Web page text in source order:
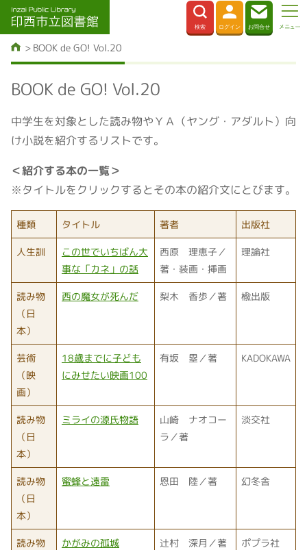
BOOK de GO! Vol.20
BOOK de GO! Vol.20
中学生を対象とした読み物やＹＡ（ヤング・アダルト）向
け小説を紹介するリストです。
＜紹介する本の一覧＞
※タイトルをクリックするとその本の紹介文にとびます。
種類 タイトル 著者 出版社
人生訓
この世でいちばん大
事な「カネ」の話
西原 理恵子／
著・装画・挿画
理論社
読み物
（日
本）
西の魔女が死んだ 梨木 香歩／著 楡出版
芸術
（映
画）
18歳までに子ども
にみせたい映画100
有坂 塁／著 KADOKAWA
読み物
（日
本）
ミライの源氏物語
山崎 ナオコー
ラ／著
淡交社
読み物
（日
本）
蜜蜂と遠雷 恩田 陸／著 幻冬舎
読み物
かがみの孤城 辻村 深月／著 ポプラ社